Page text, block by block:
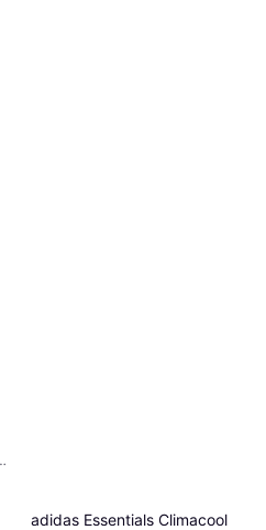
adidas Essentials Climacool